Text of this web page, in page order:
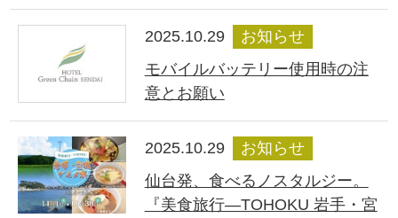
2025.10.29
お知らせ
モバイルバッテリー使用時の注
意とお願い
2025.10.29
お知らせ
仙台発、食べるノスタルジー。
『美食旅行―TOHOKU 岩手・宮